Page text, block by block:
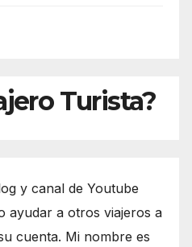
Turista?
y canal de Youtube
ayudar a otros viajeros a
cuenta. Mi nombre es